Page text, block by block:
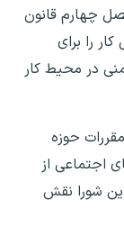
چهارم قانون
را برای
در محیط کار
حوزه
اجتماعی از
این شورا نقش